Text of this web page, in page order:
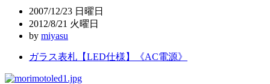
ョ
2007/12/23 日曜日
2012/8/21 火曜日
by miyasu
ガラス表札【LED仕様】《AC電源》